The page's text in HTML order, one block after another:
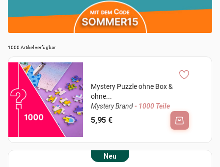
1000 Artikel verfügbar
Mystery Puzzle ohne Box &
ohne...
Mystery Brand- 1000 Teile
5,95 €
Neu